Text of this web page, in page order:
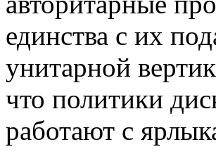
единства с их
унитарной
что политики
работают с